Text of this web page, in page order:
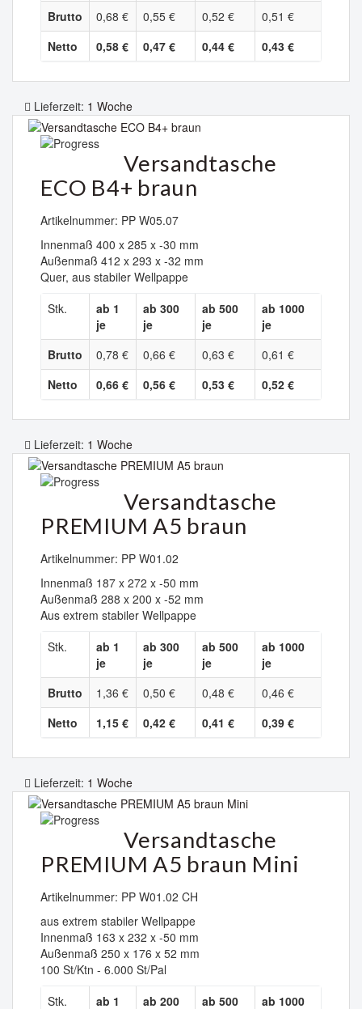
Brutto
0,68 € 0,55 € 0,52 €
0,51 €
Netto
0,58 € 0,47 € 0,44 € 0,43 €
Lieferzeit: 1 Woche
Versandtasche
ECO B4+ braun
Artikelnummer: PP W05.07
Innenmaß 400 x 285 x -30 mm
Außenmaß 412 x 293 x -32 mm
Quer, aus stabiler Wellpappe
Stk.
ab 1
je
ab 300
je
ab 500
je
ab 1000
je
Brutto
0,78 € 0,66 € 0,63 €
0,61 €
Netto
0,66 € 0,56 € 0,53 € 0,52 €
Lieferzeit: 1 Woche
Versandtasche
PREMIUM A5 braun
Artikelnummer: PP W01.02
Innenmaß 187 x 272 x -50 mm
Außenmaß 288 x 200 x -52 mm
Aus extrem stabiler Wellpappe
Stk.
ab 1
je
ab 300
je
ab 500
je
ab 1000
je
Brutto
1,36 € 0,50 € 0,48 €
0,46 €
Netto
1,15 € 0,42 € 0,41 € 0,39 €
Lieferzeit: 1 Woche
Versandtasche
PREMIUM A5 braun Mini
Artikelnummer: PP W01.02 CH
aus extrem stabiler Wellpappe
Innenmaß 163 x 232 x -50 mm
Außenmaß 250 x 176 x 52 mm
100 St/Ktn - 6.000 St/Pal
Stk.
ab 1 ab 200 ab 500 ab 1000